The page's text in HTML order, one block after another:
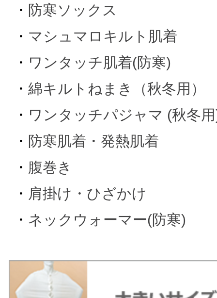
・ 防寒ソックス
・ マシュマロキルト肌着
・ ワンタッチ肌着(防寒)
・ 綿キルトねまき（秋冬用）
・ ワンタッチパジャマ (秋冬
・ 防寒肌着・発熱肌着
・ 腹巻き
・ 肩掛け・ひざかけ
・ ネックウォーマー(防寒)